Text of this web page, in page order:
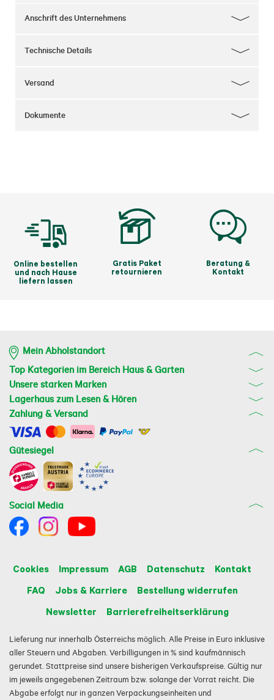
Anschrift des Unternehmens
Technische Details
Versand
Dokumente
Online bestellen
und nach Hause
liefern lassen
Gratis Paket
retournieren
Beratung &
Kontakt
Mein Abholstandort
Top Kategorien im Bereich Haus & Garten
Unsere starken Marken
Lagerhaus zum Lesen & Hören
Zahlung & Versand
Gütesiegel
Social Media
Cookies Impressum AGB Datenschutz
Kontakt
FAQ
Jobs & Karriere
Bestellung widerrufen
Newsletter
Barrierefreiheitserklärung
Lieferung nur innerhalb Österreichs möglich. Alle Preise in Euro inklusive
aller Steuern und Abgaben. Verbilligungen in % sind kaufmännisch
gerundet. Stattpreise sind unsere bisherigen Verkaufspreise. Gültig nur
im jeweils angegebenen Zeitraum bzw. solange der Vorrat reicht. Die
Abgabe erfolgt nur in ganzen Verpackungseinheiten und